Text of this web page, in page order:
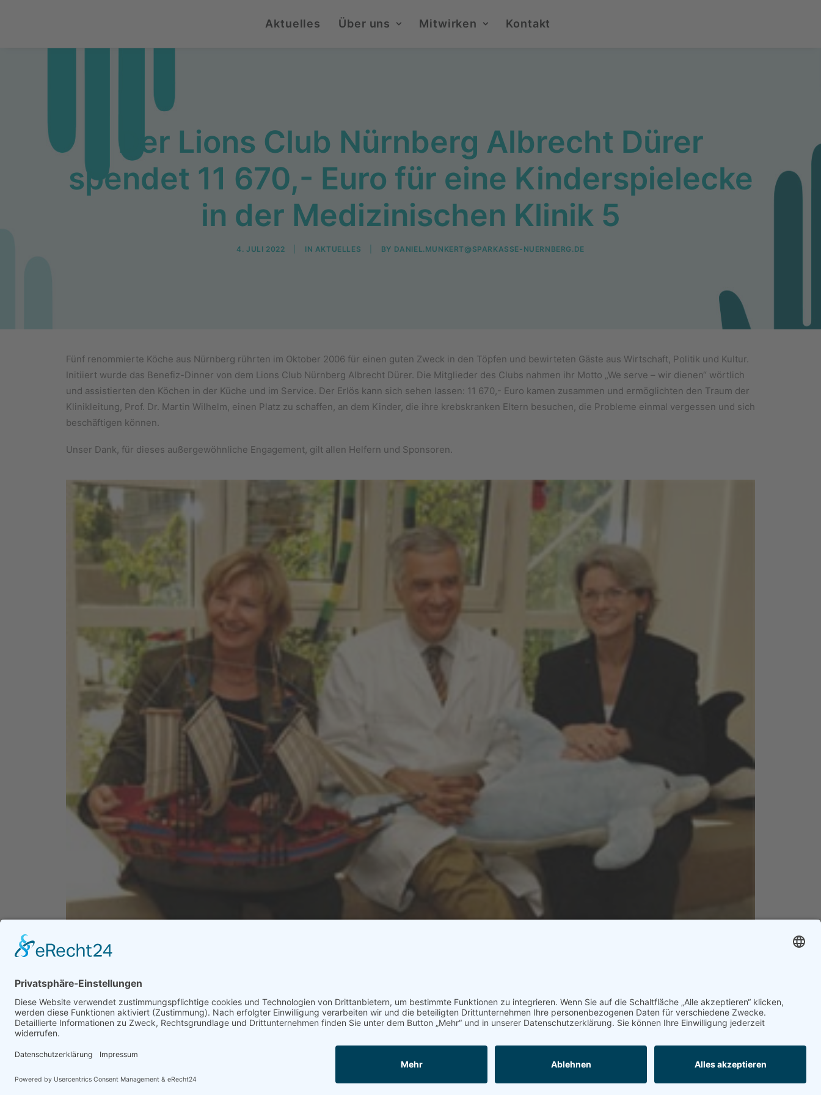
Aktuelles Über uns Mitwirken Kontakt
Der Lions Club Nürnberg Albrecht Dürer
spendet 11 670,- Euro für eine Kinderspielecke
in der Medizinischen Klinik 5
4. JULI 2022 IN AKTUELLES BY DANIEL.MUNKERT@SPARKASSE-NUERNBERG.DE
Fünf renommierte Köche aus Nürnberg rührten im Oktober 2006 für einen guten Zweck in den Töpfen und bewirteten Gäste aus Wirtschaft, Politik und Kultur.
Initiiert wurde das Benefiz-Dinner von dem Lions Club Nürnberg Albrecht Dürer. Die Mitglieder des Clubs nahmen ihr Motto „We serve – wir dienen“ wörtlich
und assistierten den Köchen in der Küche und im Service. Der Erlös kann sich sehen lassen: 11 670,- Euro kamen zusammen und ermöglichten den Traum der
Klinikleitung, Prof. Dr. Martin Wilhelm, einen Platz zu schaffen, an dem Kinder, die ihre krebskranken Eltern besuchen, die Probleme einmal vergessen und sich
beschäftigen können.
Unser Dank, für dieses außergewöhnliche Engagement, gilt allen Helfern und Sponsoren.
Von rechts nach links: Sabine Janßen, Präsidentin des Lions Club Albrecht Dürer, Prof. Dr. Martin Wilhelm, Vorstand der Medizinischen Klinik 5, Christa Michallik, Diplom-Pädagogin